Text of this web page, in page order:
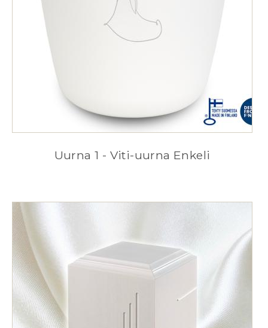
Uurna 1 - Viti-uurna Enkeli